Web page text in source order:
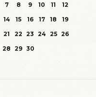
7 8 9 10 11
12
14 15 16 17 18
19
21 22 23 24 25 26
28 29 30